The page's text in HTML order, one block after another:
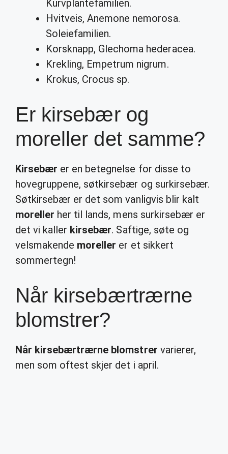
Kurvplantefamilien.
Hvitveis, Anemone nemorosa.
Soleiefamilien.
Korsknapp, Glechoma hederacea.
Krekling, Empetrum nigrum.
Krokus, Crocus sp.
Er kirsebær og
moreller det samme?
Kirsebær er en betegnelse for disse to
hovegruppene, søtkirsebær og surkirsebær.
Søtkirsebær er det som vanligvis blir kalt
moreller her til lands, mens surkirsebær er
det vi kaller kirsebær. Saftige, søte og
velsmakende moreller er et sikkert
sommertegn!
Når kirsebærtrærne
blomstrer?
Når kirsebærtrærne blomstrer varierer,
men som oftest skjer det i april.